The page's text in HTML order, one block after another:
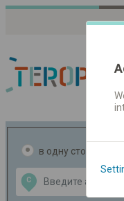
в одну сторону
С
Data CC-BY-SA
OpenStreetMap